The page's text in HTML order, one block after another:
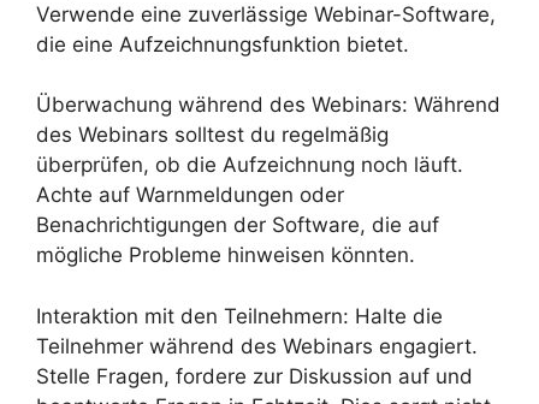
Verwende eine zuverlässige Webinar-Software,
die eine Aufzeichnungsfunktion bietet.
Überwachung während des Webinars: Während
des Webinars solltest du regelmäßig
überprüfen, ob die Aufzeichnung noch läuft.
Achte auf Warnmeldungen oder
Benachrichtigungen der Software, die auf
mögliche Probleme hinweisen könnten.
Interaktion mit den Teilnehmern: Halte die
Teilnehmer während des Webinars engagiert.
Stelle Fragen, fordere zur Diskussion auf und